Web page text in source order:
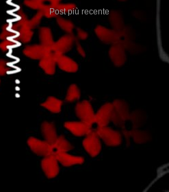
Post più recente